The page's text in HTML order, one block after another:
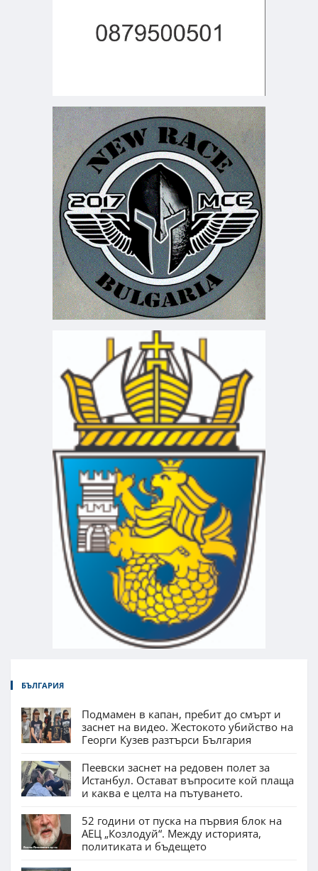
БЪЛГАРИЯ
Подмамен в капан, пребит до смърт и
заснет на видео. Жестокото убийство на
Георги Кузев разтърси България
Пеевски заснет на редовен полет за
Истанбул. Остават въпросите кой плаща
и каква е целта на пътуването.
52 години от пуска на първия блок на
АЕЦ „Козлодуй“. Между историята,
политиката и бъдещето